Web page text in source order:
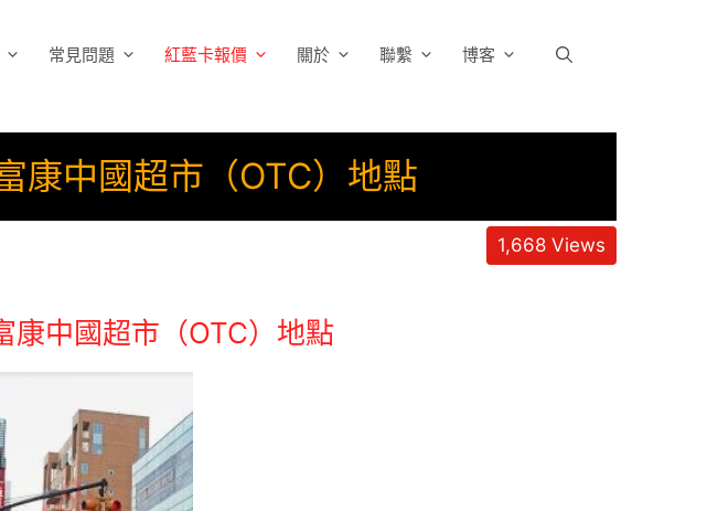
常見問題 紅藍卡報價 關於 聯繫 博客
康中國超市（OTC）地點
1,668 Views
中國超市（OTC）地點